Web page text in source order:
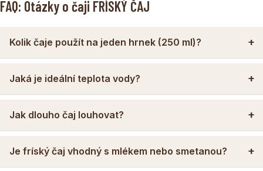
FAQ: Otázky o čaji FRÍSKÝ ČAJ
Kolik čaje použít na jeden hrnek (250 ml)?
Jaká je ideální teplota vody?
Jak dlouho čaj louhovat?
Je fríský čaj vhodný s mlékem nebo smetanou?